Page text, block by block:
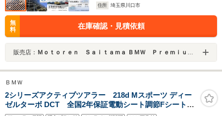
住所
埼玉県川口市
無
料
在庫確認・見積依頼
販売店： Ｍｏｔｏｒｅｎ Ｓａｉｔａｍａ ＢＭＷ Ｐｒｅｍｉｕｍ Ｓｅｌｅｃｔｉｏｎ 川口
ＢＭＷ
2シリーズアクティブツアラー 218d Mスポーツ ディー
ゼルターボ DCT 全国2年保証電動シート調節Fシートヒ
ーターアダプティブLEDヘッドライトヘッドアップディ